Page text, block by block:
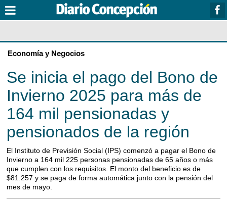
Economía y Negocios
Se inicia el pago del Bono de
Invierno 2025 para más de
164 mil pensionadas y
pensionados de la región
El Instituto de Previsión Social (IPS) comenzó a pagar el Bono de
Invierno a 164 mil 225 personas pensionadas de 65 años o más
que cumplen con los requisitos. El monto del beneficio es de
$81.257 y se paga de forma automática junto con la pensión del
mes de mayo.